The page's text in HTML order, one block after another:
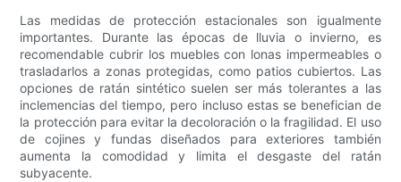
Las medidas de protección estacionales son igualmente
importantes. Durante las épocas de lluvia o invierno, es
recomendable cubrir los muebles con lonas impermeables o
trasladarlos a zonas protegidas, como patios cubiertos. Las
opciones de ratán sintético suelen ser más tolerantes a las
inclemencias del tiempo, pero incluso estas se benefician de
la protección para evitar la decoloración o la fragilidad. El uso
de cojines y fundas diseñados para exteriores también
aumenta la comodidad y limita el desgaste del ratán
subyacente.